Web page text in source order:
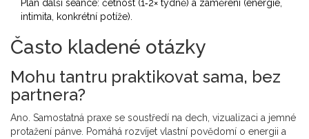
Plán další seance: četnost (1‑2× týdně) a zaměření (energie,
intimita, konkrétní potíže).
Často kladené otázky
Mohu tantru praktikovat sama, bez
partnera?
Ano. Samostatná praxe se soustředí na dech, vizualizaci a jemné
protažení pánve. Pomáhá rozvíjet vlastní povědomí o energii a